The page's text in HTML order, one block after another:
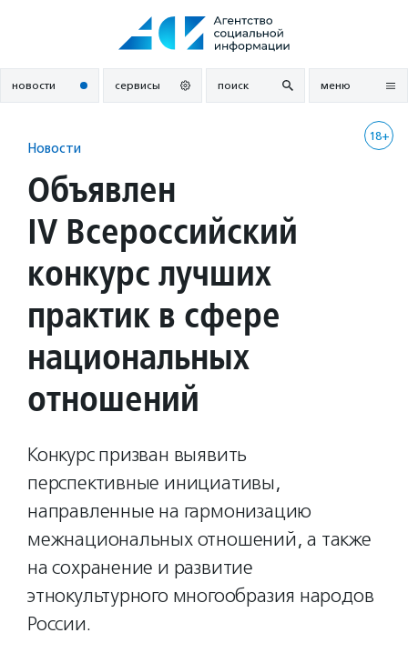
новости сервисы поиск меню
18+
Новости
Объявлен
IV Всероссийский
конкурс лучших
практик в сфере
национальных
отношений
Конкурс призван выявить
перспективные инициативы,
направленные на гармонизацию
межнациональных отношений, а также
на сохранение и развитие
этнокультурного многообразия народов
России.